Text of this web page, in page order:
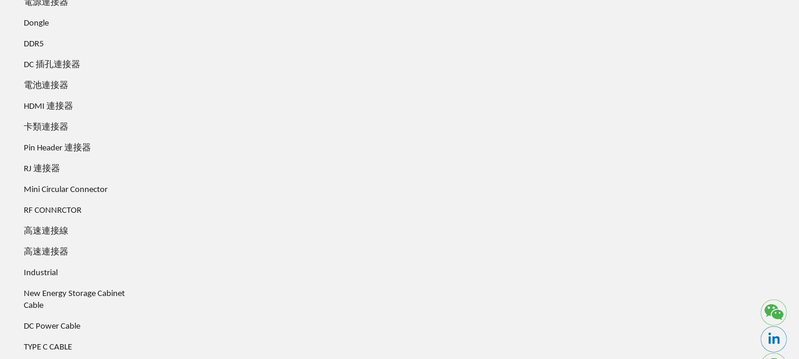
電源連接器
Dongle
DDR5
DC 插孔連接器
電池連接器
HDMI 連接器
卡類連接器
Pin Header 連接器
RJ 連接器
Mini Circular Connector
RF CONNRCTOR
高速連接線
高速連接器
Industrial
New Energy Storage Cabinet
Cable
DC Power Cable
TYPE C CABLE